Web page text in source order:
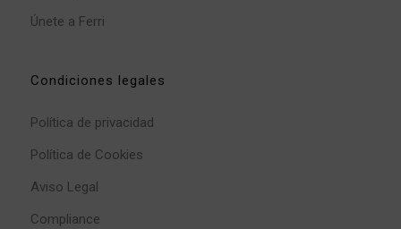
Únete a Ferri
Condiciones legales
Política de privacidad
Política de Cookies
Aviso Legal
Compliance